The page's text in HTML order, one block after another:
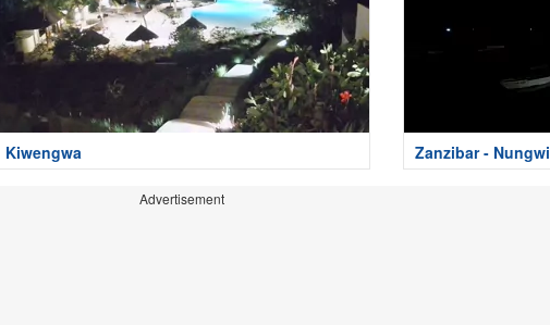
Kiwengwa Zanzibar - Nungwi
Advertisement